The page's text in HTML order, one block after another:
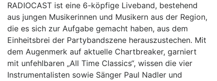
RADIOCAST ist eine 6-köpfige Liveband, bestehend
aus jungen Musikerinnen und Musikern aus der Region,
die es sich zur Aufgabe gemacht haben, aus dem
Einheitsbrei der Partybandszene herauszustechen. Mit
dem Augenmerk auf aktuelle Chartbreaker, garniert
mit unfehlbaren „All Time Classics“, wissen die vier
Instrumentalisten sowie Sänger Paul Nadler und